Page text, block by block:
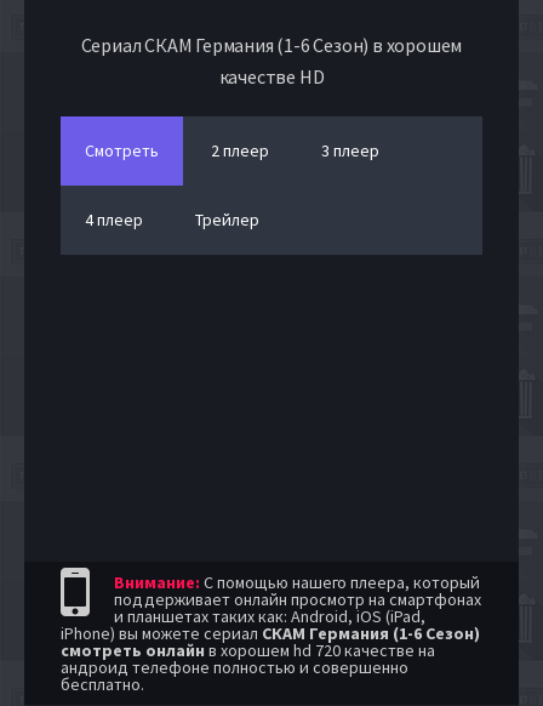
Сериал СКАМ Германия (1-6 Сезон) в хорошем
качестве HD
Смотреть 2 плеер 3 плеер
4 плеер Трейлер
Внимание: С помощью нашего плеера, который
поддерживает онлайн просмотр на смартфонах
и планшетах таких как: Android, iOS (iPad,
iPhone) вы можете сериал СКАМ Германия (1-6 Сезон)
смотреть онлайн в хорошем hd 720 качестве на
андроид телефоне полностью и совершенно
бесплатно.